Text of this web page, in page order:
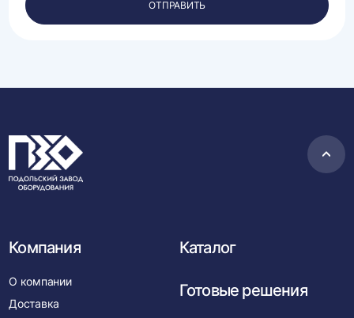
данных.
ОТПРАВИТЬ
в
Компания
О компании
Доставка
Каталог
Готовые решения